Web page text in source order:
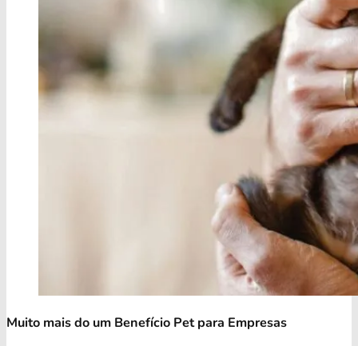
Muito mais do um Benefício Pet para Empresas